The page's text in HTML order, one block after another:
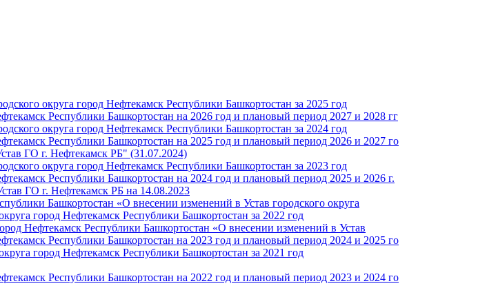
округа город Нефтекамск Республики Башкортостан за 2025 год
Республики Башкортостан на 2026 год и плановый период 2027 и 2028 гг
округа город Нефтекамск Республики Башкортостан за 2024 год
Республики Башкортостан на 2025 год и плановый период 2026 и 2027 го
ГО г. Нефтекамск РБ" (31.07.2024)
округа город Нефтекамск Республики Башкортостан за 2023 год
Республики Башкортостан на 2024 год и плановый период 2025 и 2026 г.
ГО г. Нефтекамск РБ на 14.08.2023
Башкортостан «О внесении изменений в Устав городского округа
город Нефтекамск Республики Башкортостан за 2022 год
Нефтекамск Республики Башкортостан «О внесении изменений в Устав
Республики Башкортостан на 2023 год и плановый период 2024 и 2025 го
город Нефтекамск Республики Башкортостан за 2021 год
Республики Башкортостан на 2022 год и плановый период 2023 и 2024 го